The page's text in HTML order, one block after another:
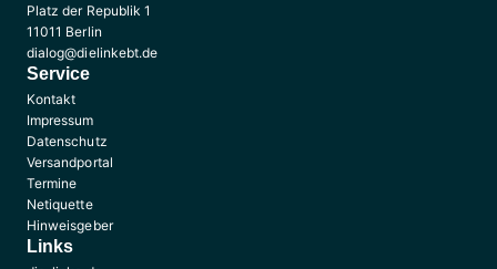
Platz der Republik 1
11011 Berlin
dialog@dielinkebt.de
Service
Kontakt
Impressum
Datenschutz
Versandportal
Termine
Netiquette
Hinweisgeber
Links